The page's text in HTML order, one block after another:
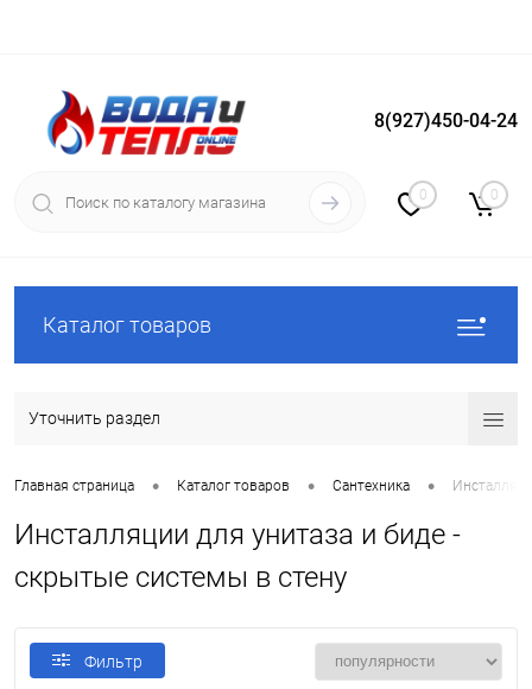
Вход Регистрация
8(927)450-04-24
0 0
Каталог товаров
Уточнить раздел
Главная страница • Каталог товаров • Сантехника •
Инсталляции для унитаза и биде -
скрытые системы в стену
Фильтр